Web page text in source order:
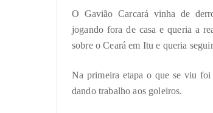
O Gavião Carcará vinha de
jogando fora de casa e queria a
sobre o Ceará em Itu e queria
Na primeira etapa o que se viu
dando trabalho aos goleiros.